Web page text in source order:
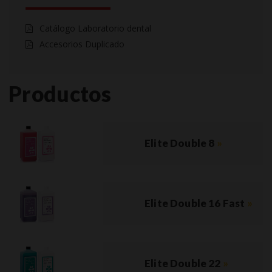
Catálogo Laboratorio dental
Accesorios Duplicado
Productos
Elite Double 8 »
Elite Double 16 Fast »
Elite Double 22 »